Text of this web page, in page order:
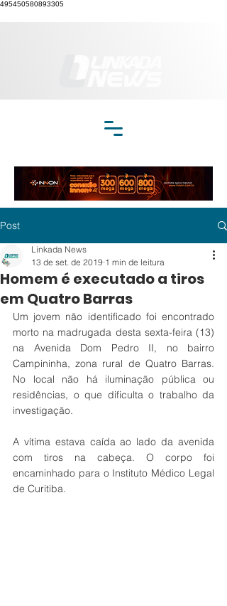
495450580893305
Post
Homem é executado a tiros
em Quatro Barras
Linkada News
13 de set. de 2019 1 min de leitura
Um jovem não identificado foi encontrado
morto na madrugada desta sexta-feira (13)
na Avenida Dom Pedro II, no bairro
Campininha, zona rural de Quatro Barras.
No local não há iluminação pública ou
residências, o que dificulta o trabalho da
investigação.
A vítima estava caída ao lado da avenida
com tiros na cabeça. O corpo foi
encaminhado para o Instituto Médico Legal
de Curitiba.